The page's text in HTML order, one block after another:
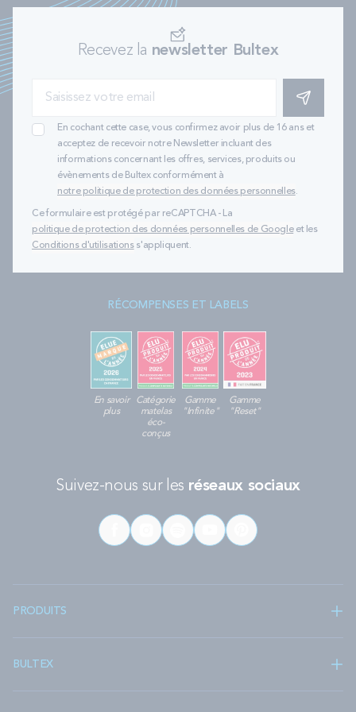
Recevez la newsletter Bultex
S'INSCRIRE
En cochant cette case, vous confirmez avoir plus de 16 ans et
acceptez de recevoir notre Newsletter incluant des
informations concernant les offres, services, produits ou
évènements de Bultex conformément à
notre politique de protection des données personnelles.
Ce formulaire est protégé par reCAPTCHA - La
politique de protection des données personnelles de Googleet les
Conditions d'utilisationss'appliquent.
RÉCOMPENSES ET LABELS
En savoir
plus
Catégorie
matelas
éco-
conçus
Gamme
"Infinite"
Gamme
"Reset"
Suivez-nous sur les réseaux sociaux
PRODUITS
BULTEX